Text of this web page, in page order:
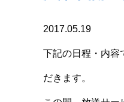
2017.05.19
下記の日程・内容
だきます。